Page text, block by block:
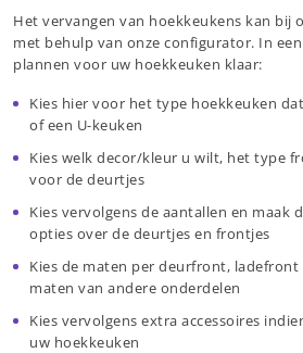
Het vervangen van hoekkeukens kan bij
met behulp van onze configurator. In
plannen voor uw hoekkeuken klaar:
Kies hier voor het type hoekkeuken
of een U-keuken
Kies welk decor/kleur u wilt, het type
voor de deurtjes
Kies vervolgens de aantallen en maak
opties over de deurtjes en frontjes
Kies de maten per deurfront,
maten van andere onderdelen
Kies vervolgens extra accessoires
uw hoekkeuken